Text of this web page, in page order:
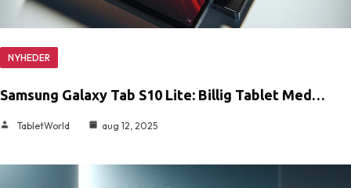
NYHEDER
Samsung Galaxy Tab S10 Lite: Billig Tablet Med…
TabletWorld aug 12, 2025